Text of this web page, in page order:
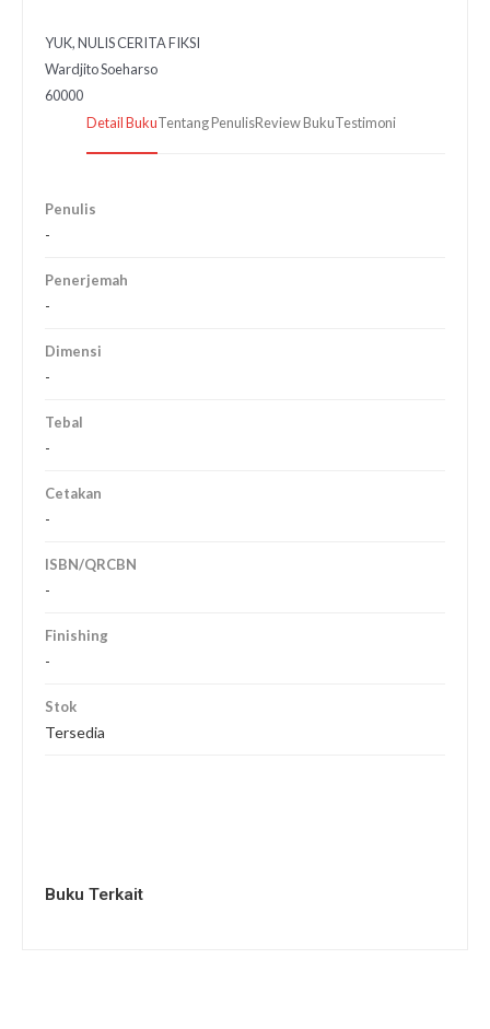
YUK, NULIS CERITA FIKSI
Wardjito Soeharso
60000
Detail BukuTentang PenulisReview BukuTestimoni
Penulis
-
Penerjemah
-
Dimensi
-
Tebal
-
Cetakan
-
ISBN/QRCBN
-
Finishing
-
Stok
Tersedia
Buku Terkait